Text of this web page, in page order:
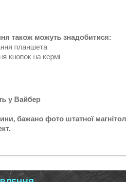
також можуть знадобитися:
планшета
кнопок на кермі
у Вайбер
бажано фото штатної